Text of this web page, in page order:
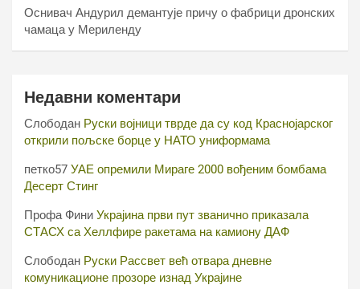
Оснивач Андурил демантује причу о фабрици дронских
чамаца у Мериленду
Недавни коментари
Слободан Руски војници тврде да су код Краснојарског
открили пољске борце у НАТО униформама
петко57 УАЕ опремили Мираге 2000 вођеним бомбама
Десерт Стинг
Профа Фини Украјина први пут званично приказала
СТАСХ са Хеллфире ракетама на камиону ДАФ
Слободан Руски Рассвет већ отвара дневне
комуникационе прозоре изнад Украјине